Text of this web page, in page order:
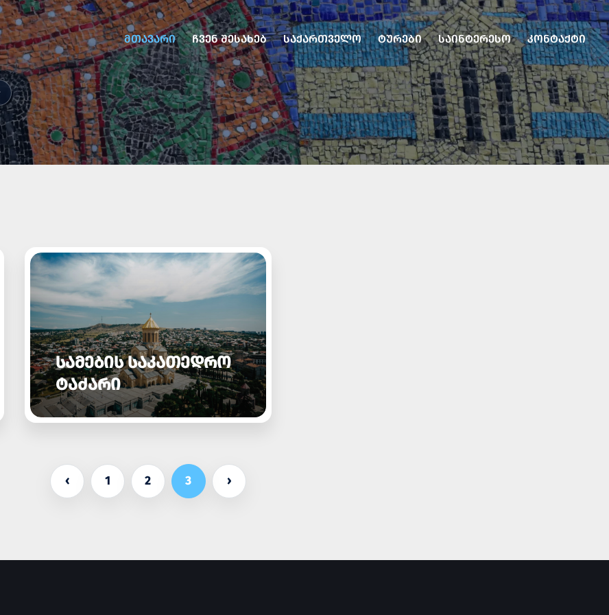
ᲛᲗᲐᲕᲐᲠᲘ ᲩᲕᲔᲜ ᲨᲔᲡᲐᲮᲔᲑ ᲡᲐᲥᲐᲠᲗᲕᲔᲚᲝ ᲢᲣᲠᲔᲑᲘ ᲡᲐᲘᲜᲢᲔᲠᲔᲡᲝ ᲙᲝᲜᲢᲐᲥᲢᲘ
ᲡᲐᲛᲔᲑᲘᲡ ᲡᲐᲙᲐᲗᲔᲓᲠᲝ
ᲢᲐᲫᲐᲠᲘ
‹ 1 2 3 ›